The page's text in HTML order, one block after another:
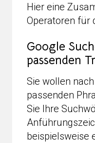
Hier eine
Operatoren für
Google
passenden
Sie wollen
passenden
Sie Ihre
beispielsweise